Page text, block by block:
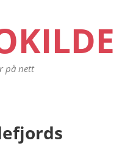
på nett